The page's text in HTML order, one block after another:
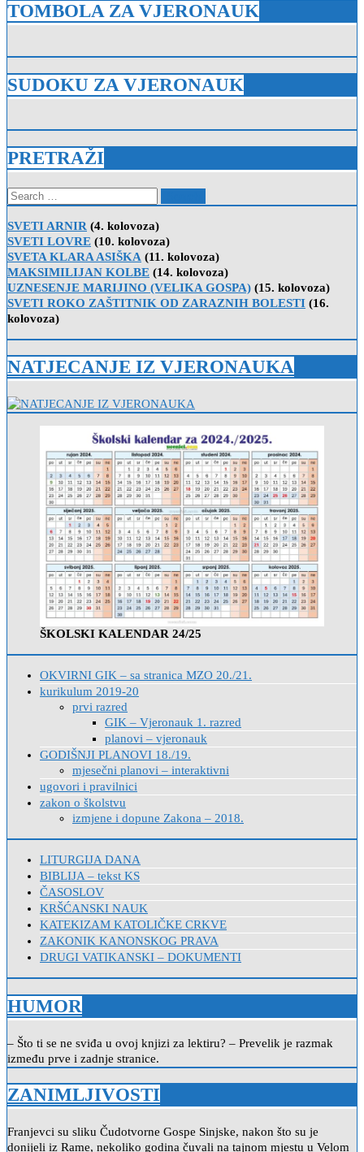
TOMBOLA ZA VJERONAUK
SUDOKU ZA VJERONAUK
PRETRAŽI
Search
for:
SVETI ARNIR (4. kolovoza)
SVETI LOVRE (10. kolovoza)
SVETA KLARA ASIŠKA (11. kolovoza)
MAKSIMILIJAN KOLBE (14. kolovoza)
UZNESENJE MARIJINO (VELIKA GOSPA) (15. kolovoza)
SVETI ROKO ZAŠTITNIK OD ZARAZNIH BOLESTI (16.
kolovoza)
NATJECANJE IZ VJERONAUKA
ŠKOLSKI KALENDAR 24/25
OKVIRNI GIK – sa stranica MZO 20./21.
kurikulum 2019-20
prvi razred
GIK – Vjeronauk 1. razred
planovi – vjeronauk
GODIŠNJI PLANOVI 18./19.
mjesečni planovi – interaktivni
ugovori i pravilnici
zakon o školstvu
izmjene i dopune Zakona – 2018.
LITURGIJA DANA
BIBLIJA – tekst KS
ČASOSLOV
KRŠĆANSKI NAUK
KATEKIZAM KATOLIČKE CRKVE
ZAKONIK KANONSKOG PRAVA
DRUGI VATIKANSKI – DOKUMENTI
HUMOR
– Što ti se ne sviđa u ovoj knjizi za lektiru? – Prevelik je razmak
između prve i zadnje stranice.
ZANIMLJIVOSTI
Franjevci su sliku Čudotvorne Gospe Sinjske, nakon što su je
donijeli iz Rame, nekoliko godina čuvali na tajnom mjestu u Velom